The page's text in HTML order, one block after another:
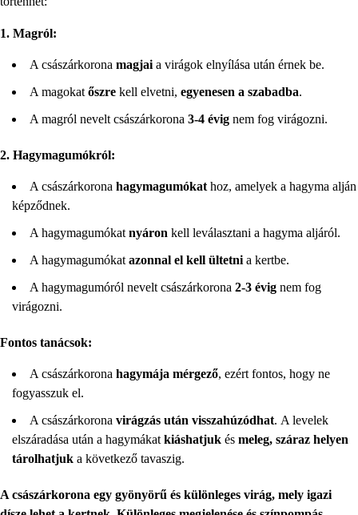
1. Magról:
A császárkorona magjai a virágok elnyílása után érnek be.
A magokat őszre kell elvetni, egyenesen a szabadba.
A magról nevelt császárkorona 3-4 évig nem fog virágozni.
2. Hagymagumókról:
A császárkorona hagymagumókat hoz, amelyek a hagyma alján
képződnek.
A hagymagumókat nyáron kell leválasztani a hagyma aljáról.
A hagymagumókat azonnal el kell ültetni a kertbe.
A hagymagumóról nevelt császárkorona 2-3 évig nem fog
virágozni.
Fontos tanácsok:
A császárkorona hagymája mérgező, ezért fontos, hogy ne
fogyasszuk el.
A császárkorona virágzás után visszahúzódhat. A levelek
elszáradása után a hagymákat kiáshatjuk és meleg, száraz helyen
tárolhatjuk a következő tavaszig.
A császárkorona egy gyönyörű és különleges virág, mely igazi